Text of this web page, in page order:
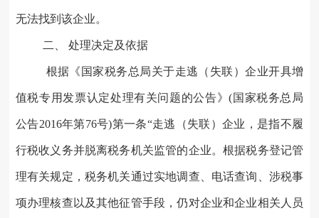
无法找到该企业。
二、 处理决定及依据
根据《国家税务总局关于走逃（失联）企业开具增
值税专用发票认定处理有关问题的公告》(国家税务总局
公告2016年第76号)第一条“走逃（失联）企业，是指不履
行税收义务并脱离税务机关监管的企业。根据税务登记管
理有关规定，税务机关通过实地调查、电话查询、涉税事
项办理核查以及其他征管手段，仍对企业和企业相关人员